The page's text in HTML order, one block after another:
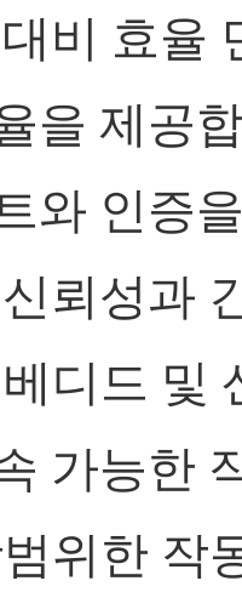
비 효율
을 제공
와 인증
뢰성과
디드 및
가능한
위한 작